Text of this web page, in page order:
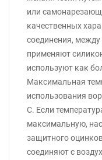
или
качественных
соединения,
применяют
используют как
Максимальная
использования
С. Если
максимальную,
защитного
соединяют с